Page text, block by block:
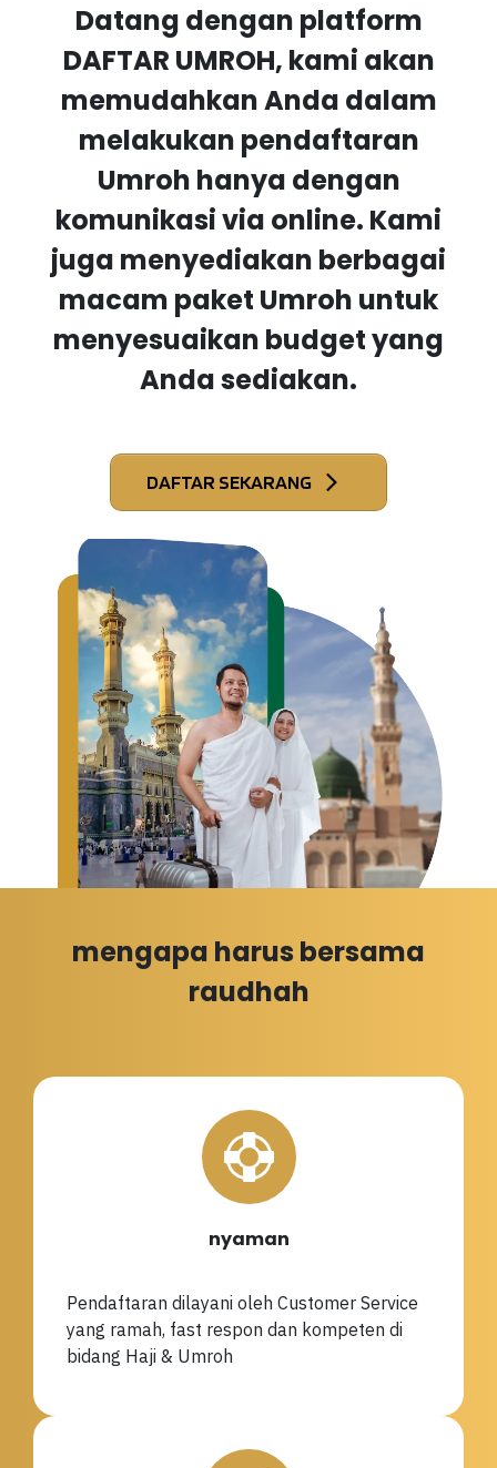
Datang dengan platform
DAFTAR UMROH, kami akan
memudahkan Anda dalam
melakukan pendaftaran
Umroh hanya dengan
komunikasi via online. Kami
juga menyediakan berbagai
macam paket Umroh untuk
menyesuaikan budget yang
Anda sediakan.
DAFTAR SEKARANG
mengapa harus bersama
raudhah
nyaman
Pendaftaran dilayani oleh Customer Service
yang ramah, fast respon dan kompeten di
bidang Haji & Umroh